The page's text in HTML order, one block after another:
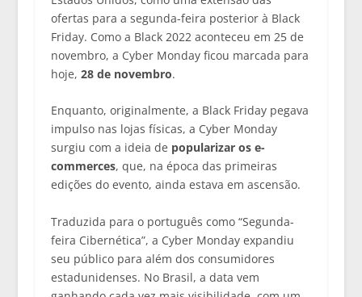
ofertas para a segunda-feira posterior à Black
Friday. Como a Black 2022 aconteceu em 25 de
novembro, a Cyber Monday ficou marcada para
hoje, 28 de novembro.
Enquanto, originalmente, a Black Friday pegava
impulso nas lojas físicas, a Cyber Monday
surgiu com a ideia de popularizar os e-
commerces, que, na época das primeiras
edições do evento, ainda estava em ascensão.
Traduzida para o português como “Segunda-
feira Cibernética”, a Cyber Monday expandiu
seu público para além dos consumidores
estadunidenses. No Brasil, a data vem